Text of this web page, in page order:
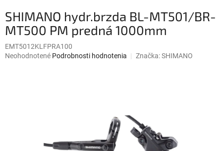
SHIMANO hydr.brzda BL-MT501/BR-
MT500 PM predná 1000mm
EMT5012KLFPRA100
Priemerné
Neohodnotené Podrobnosti hodnotenia Značka:SHIMANO